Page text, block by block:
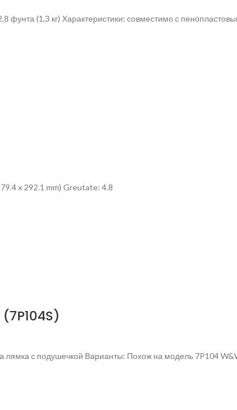
фунта (1,3 кг) Характеристики: совместимо с
x 292.1 mm) Greutate: 4.8
лямка с подушечкой Варианты: Похож на модель 7P104